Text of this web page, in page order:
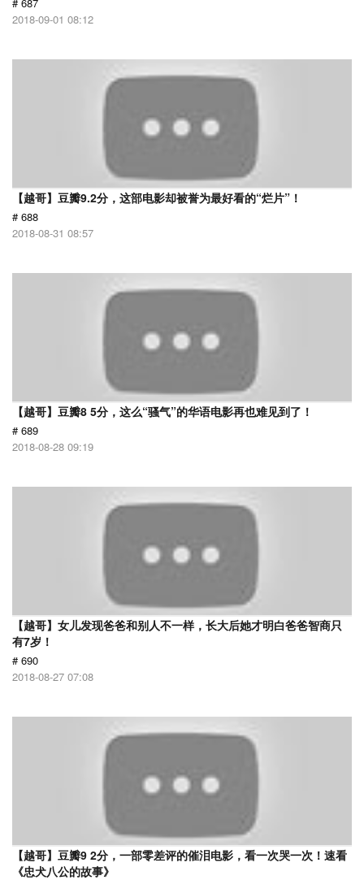
2018-09-01 08:12
【越哥】豆瓣9.2分，这部电影却被誉为最好看的“烂片”！
# 688
2018-08-31 08:57
【越哥】豆瓣8 5分，这么“骚气”的华语电影再也难见到了！
# 689
2018-08-28 09:19
【越哥】女儿发现爸爸和别人不一样，长大后她才明白爸爸智商只
有7岁！
# 690
2018-08-27 07:08
【越哥】豆瓣9 2分，一部零差评的催泪电影，看一次哭一次！速看
《忠犬八公的故事》